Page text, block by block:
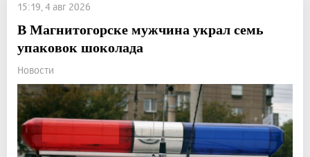
15:19, 4 авг 2026
В Магнитогорске мужчина украл семь
упаковок шоколада
Новости